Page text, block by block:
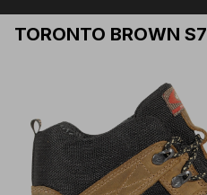
TORONTO BROWN